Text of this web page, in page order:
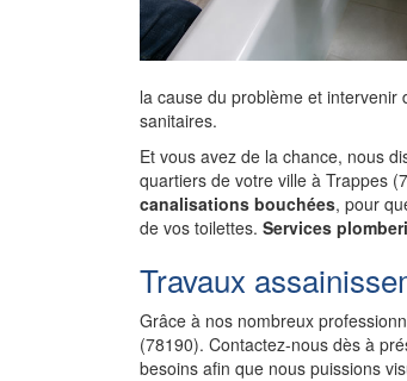
la cause du problème et
sanitaires.
Et vous avez de la chance, nous
quartiers de votre ville à Trappes
canalisations bouchées, pour
de vos toilettes. Services
Travaux
Grâce à nos nombreux
(78190). Contactez-nous dès à
besoins afin que nous puissions